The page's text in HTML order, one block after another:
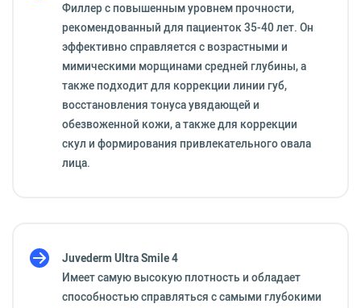
Филлер с повышенным уровнем прочности,
рекомендованный для пациенток 35-40 лет. Он
эффективно справляется с возрастными и
мимическими морщинами средней глубины, а
также подходит для коррекции линии губ,
восстановления тонуса увядающей и
обезвоженной кожи, а также для коррекции
скул и формирования привлекательного овала
лица.
Juvederm Ultra Smile 4
Имеет самую высокую плотность и обладает
способностью справляться с самыми глубокими